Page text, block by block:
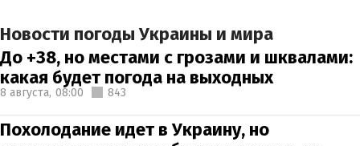
Новости погоды Украины и мира
До +38, но местами с грозами и шквалами:
какая будет погода на выходных
8 августа, 08:00 843
Похолодание идет в Украину, но